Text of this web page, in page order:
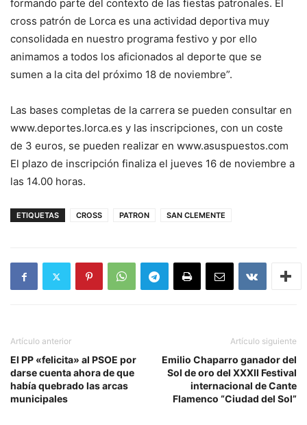
formando parte del contexto de las fiestas patronales. El
cross patrón de Lorca es una actividad deportiva muy
consolidada en nuestro programa festivo y por ello
animamos a todos los aficionados al deporte que se
sumen a la cita del próximo 18 de noviembre”.
Las bases completas de la carrera se pueden consultar en
www.deportes.lorca.es y las inscripciones, con un coste
de 3 euros, se pueden realizar en www.asuspuestos.com
El plazo de inscripción finaliza el jueves 16 de noviembre a
las 14.00 horas.
ETIQUETAS CROSS PATRON SAN CLEMENTE
Artículo anterior
El PP «felicita» al PSOE por
darse cuenta ahora de que
había quebrado las arcas
municipales
Artículo siguiente
Emilio Chaparro ganador del
Sol de oro del XXXII Festival
internacional de Cante
Flamenco “Ciudad del Sol”